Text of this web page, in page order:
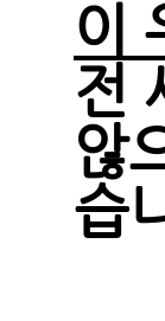
이
전
않
습